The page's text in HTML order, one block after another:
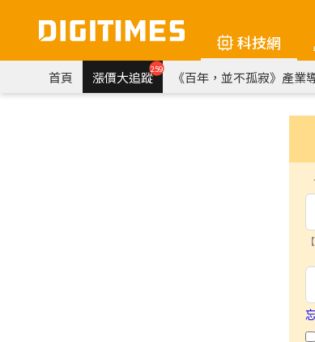
科技網
首頁 漲價大追蹤259 《百年，並不孤寂》產業